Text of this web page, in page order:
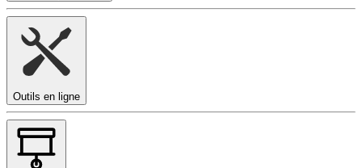
Outils en ligne